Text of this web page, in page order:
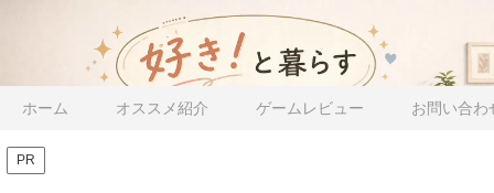
ホーム オススメ紹介 ゲームレビュー お問い合わ
PR